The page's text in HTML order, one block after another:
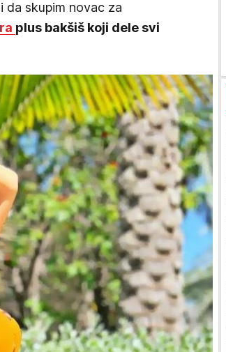
da skupim novac za
plus bakšiš koji dele svi